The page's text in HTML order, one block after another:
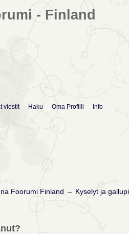
- Finland
viestit Haku Oma Profiili Info
Foorumi Finland → Kyselyt ja